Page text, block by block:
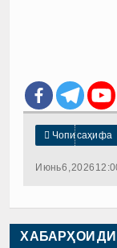
 Чопи саҳифа
Июнь 6, 2026
ХАБАРҲОИ